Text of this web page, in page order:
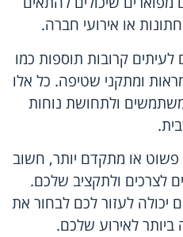
או אירועי חברה.
לעיתים קרובות תוספות כמו
ומתקני שטיפה. כל אלו
ולתחושת נוחות
או מתקדם יותר, חשוב
לצרכים ולתקציב שלכם.
יכולה לעזור לכם לבחור את
לאירוע שלכם.